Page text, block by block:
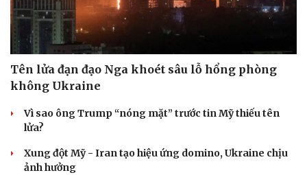
Tên lửa đạn đạo Nga khoét sâu lỗ hổng phòng
không Ukraine
Vì sao ông Trump “nóng mặt” trước tin Mỹ thiếu tên
lửa?
Xung đột Mỹ - Iran tạo hiệu ứng domino, Ukraine chịu
ảnh hưởng